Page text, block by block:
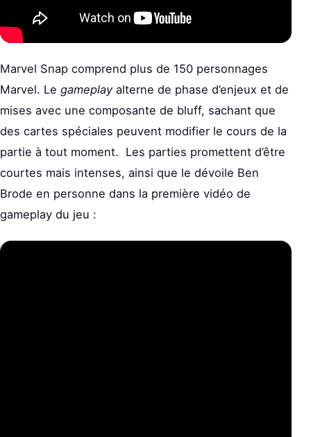
Marvel Snap comprend plus de 150 personnages
Marvel. Le gameplayalterne de phase d’enjeux et de
mises avec une composante de bluff, sachant que
des cartes spéciales peuvent modifier le cours de la
partie à tout moment. Les parties promettent d’être
courtes mais intenses, ainsi que le dévoile Ben
Brode en personne dans la première vidéo de
gameplay du jeu :